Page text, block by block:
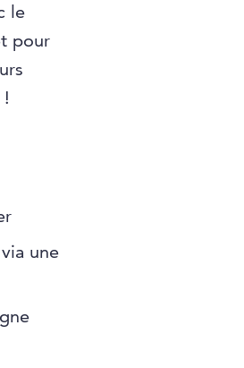
le
pour
une